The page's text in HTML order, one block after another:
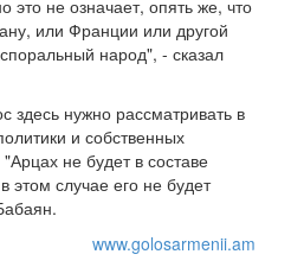
это не означает, опять же, что
или Франции или другой
народ", - сказал
здесь нужно рассматривать в
и собственных
не будет в составе
этом случае его не будет
www.golosarmenii.am